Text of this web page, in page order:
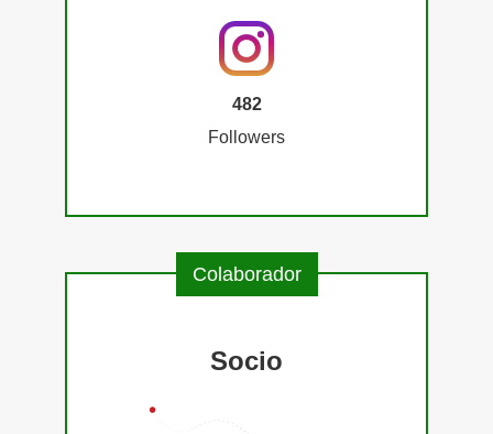
482
Followers
Colaborador
Socio